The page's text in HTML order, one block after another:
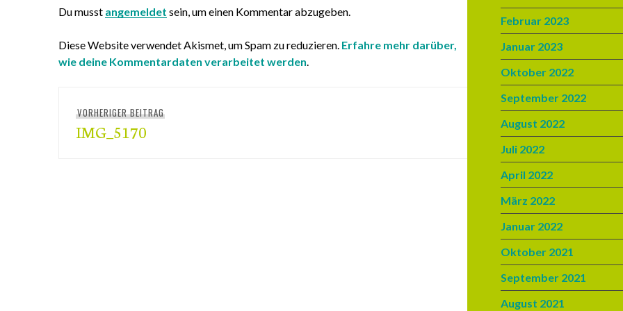
Du musst angemeldet sein, um einen Kommentar abzugeben.
Diese Website verwendet Akismet, um Spam zu reduzieren. Erfahre mehr darüber,
wie deine Kommentardaten verarbeitet werden.
VORHERIGER BEITRAG
IMG_5170
Februar 2023
Januar 2023
Oktober 2022
September 2022
August 2022
Juli 2022
April 2022
März 2022
Januar 2022
Oktober 2021
September 2021
August 2021